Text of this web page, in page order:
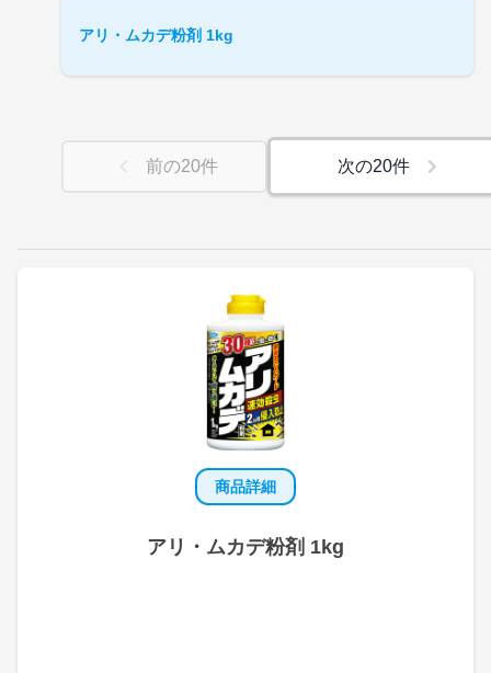
商品詳細
アリ・ムカデ粉剤 1kg
アリ・ムカデ粉剤 1kg
前の20件 次の20件